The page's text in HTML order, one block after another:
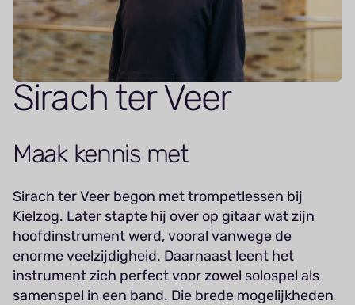
Sirach ter Veer
Maak kennis met
Sirach ter Veer begon met trompetlessen bij
Kielzog. Later stapte hij over op gitaar wat zijn
hoofdinstrument werd, vooral vanwege de
enorme veelzijdigheid. Daarnaast leent het
instrument zich perfect voor zowel solospel als
samenspel in een band. Die brede mogelijkheden